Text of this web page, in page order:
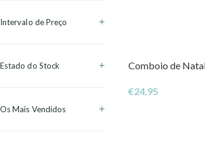
Intervalo de Preço
Estado do Stock
Os Mais Vendidos
Comboio de Natal
€24,95